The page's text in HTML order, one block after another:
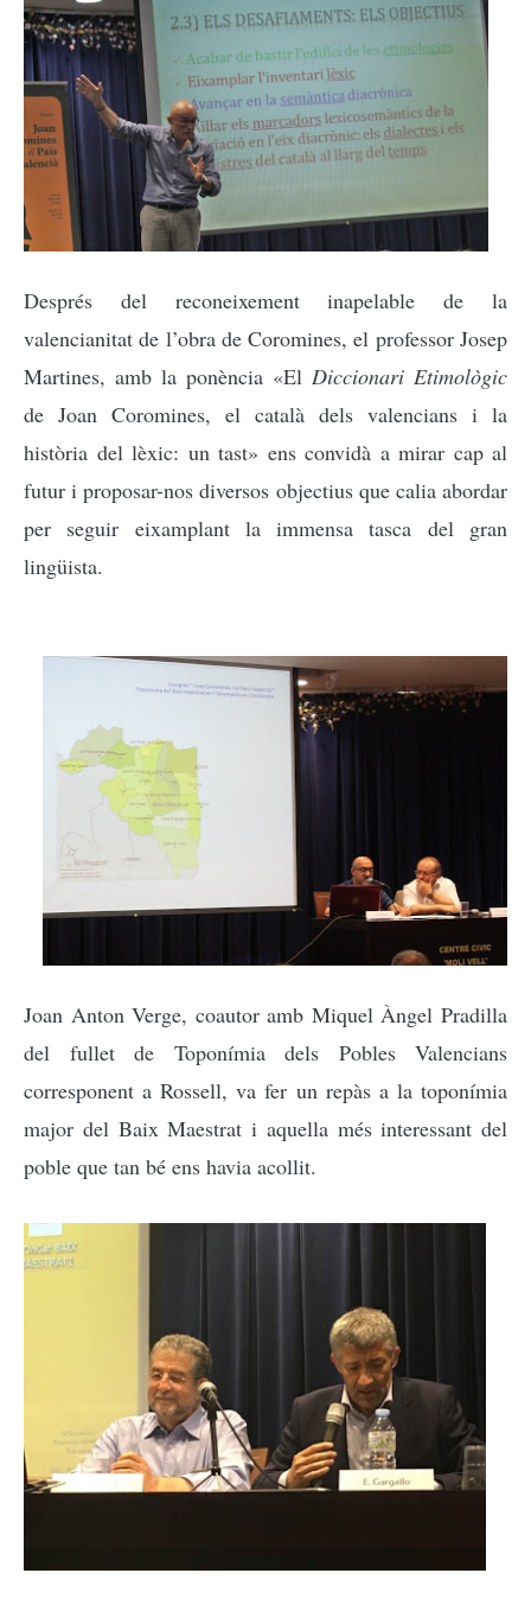
Després del reconeixement inapelable de la
valencianitat de l’obra de Coromines, el professor Josep
Martines, amb la ponència «El Diccionari Etimològic
de Joan Coromines, el català dels valencians i la
història del lèxic: un tast» ens convidà a mirar cap al
futur i proposar-nos diversos objectius que calia abordar
per seguir eixamplant la immensa tasca del gran
lingüista.
Joan Anton Verge, coautor amb Miquel Àngel Pradilla
del fullet de Toponímia dels Pobles Valencians
corresponent a Rossell, va fer un repàs a la toponímia
major del Baix Maestrat i aquella més interessant del
poble que tan bé ens havia acollit.